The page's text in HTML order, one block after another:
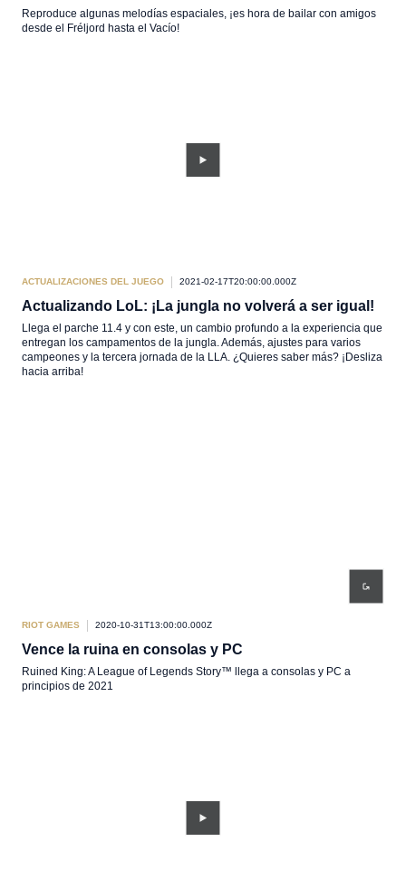
Reproduce algunas melodías espaciales, ¡es hora de bailar con amigos
desde el Fréljord hasta el Vacío!
ACTUALIZACIONES DEL JUEGO 2021-02-17T20:00:00.000Z
Actualizando LoL: ¡La jungla no volverá a ser igual!
Llega el parche 11.4 y con este, un cambio profundo a la experiencia que
entregan los campamentos de la jungla. Además, ajustes para varios
campeones y la tercera jornada de la LLA. ¿Quieres saber más? ¡Desliza
hacia arriba!
RIOT GAMES 2020-10-31T13:00:00.000Z
Vence la ruina en consolas y PC
Ruined King: A League of Legends Story™ llega a consolas y PC a
principios de 2021